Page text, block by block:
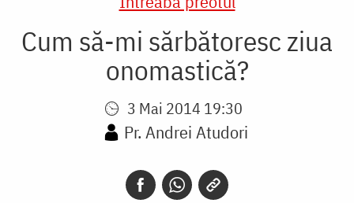
Cum să-mi sărbătoresc ziua
onomastică?
3 Mai 2014 19:30
Pr. Andrei Atudori